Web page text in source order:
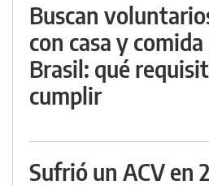
Buscan
con casa y
Brasil: qué
cumplir
Sufrió un ACV en